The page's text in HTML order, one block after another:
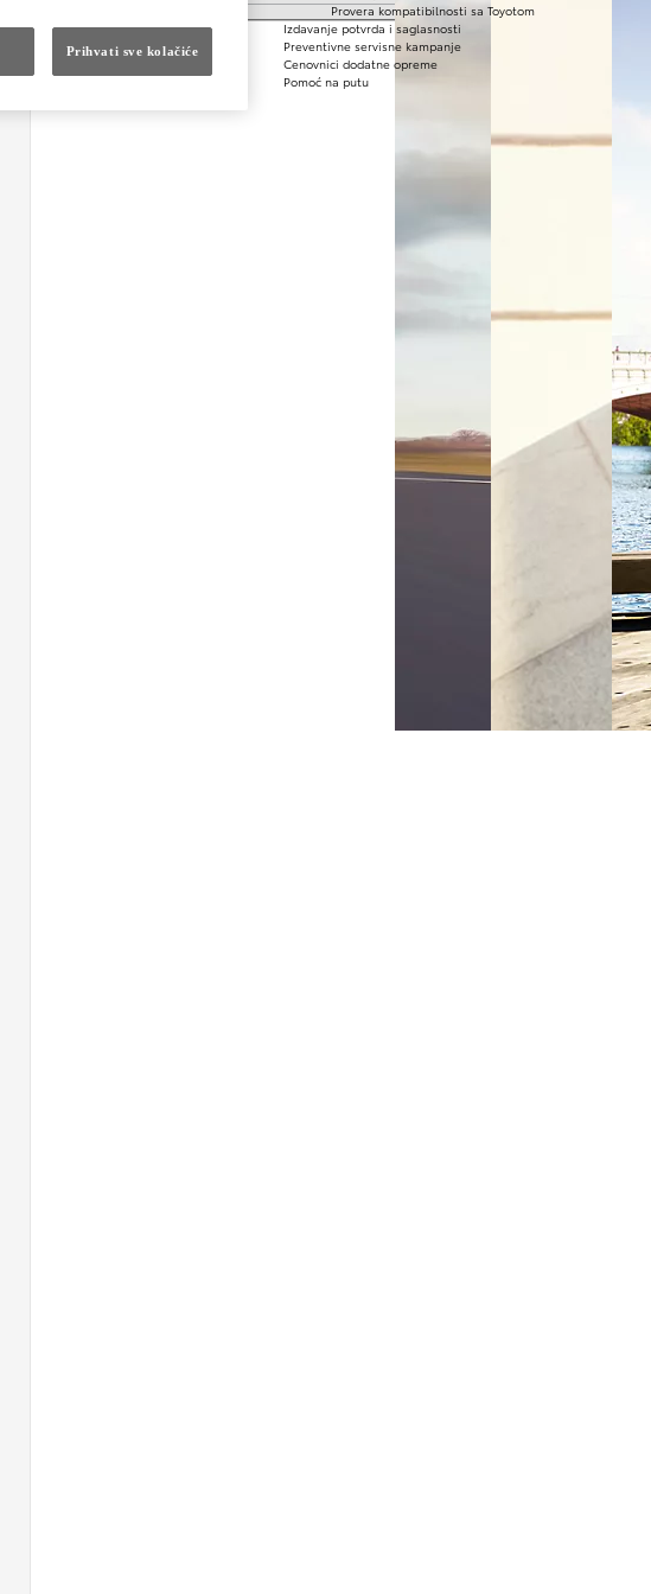
Provera kompatibilnosti sa Toyotom
Izdavanje potvrda i saglasnosti
Preventivne servisne kampanje
Cenovnici dodatne opreme
Pomoć na putu
Prihvati sve kolačiće